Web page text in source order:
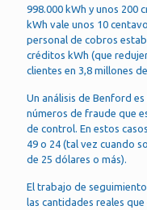
998.000 kWh y unos 200
kWh vale unos 10
personal de cobros
créditos kWh (que
clientes en 3,8 millones
Un análisis de Benford
números de fraude que
de control. En estos
49 o 24 (tal vez cuando
de 25 dólares o más).
El trabajo de
las cantidades reales